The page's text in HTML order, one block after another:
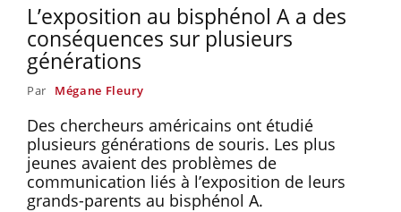
L’exposition au bisphénol A a des
conséquences sur plusieurs
générations
Par Mégane Fleury
Des chercheurs américains ont étudié
plusieurs générations de souris. Les plus
jeunes avaient des problèmes de
communication liés à l’exposition de leurs
grands-parents au bisphénol A.